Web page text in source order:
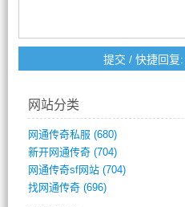
网站分类
网通传奇私服 (680)
新开网通传奇(704)
网通传奇sf网站(704)
找网通传奇(696)